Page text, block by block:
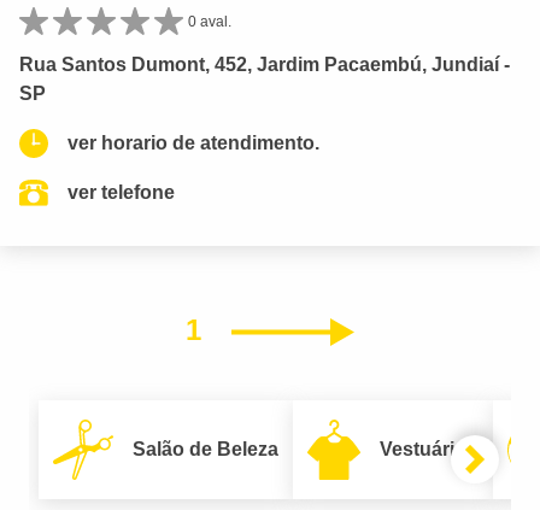
0 aval.
Rua Santos Dumont, 452, Jardim Pacaembú, Jundiaí -
SP
ver horario de atendimento.
ver telefone
1 Próximo
Salão de Beleza Vestuário